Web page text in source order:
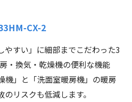
CX-2
やすい」に細部までこだわった3
・換気・乾燥機の便利な機能
機」と「洗面室暖房機」の暖房
リスクも低減します。